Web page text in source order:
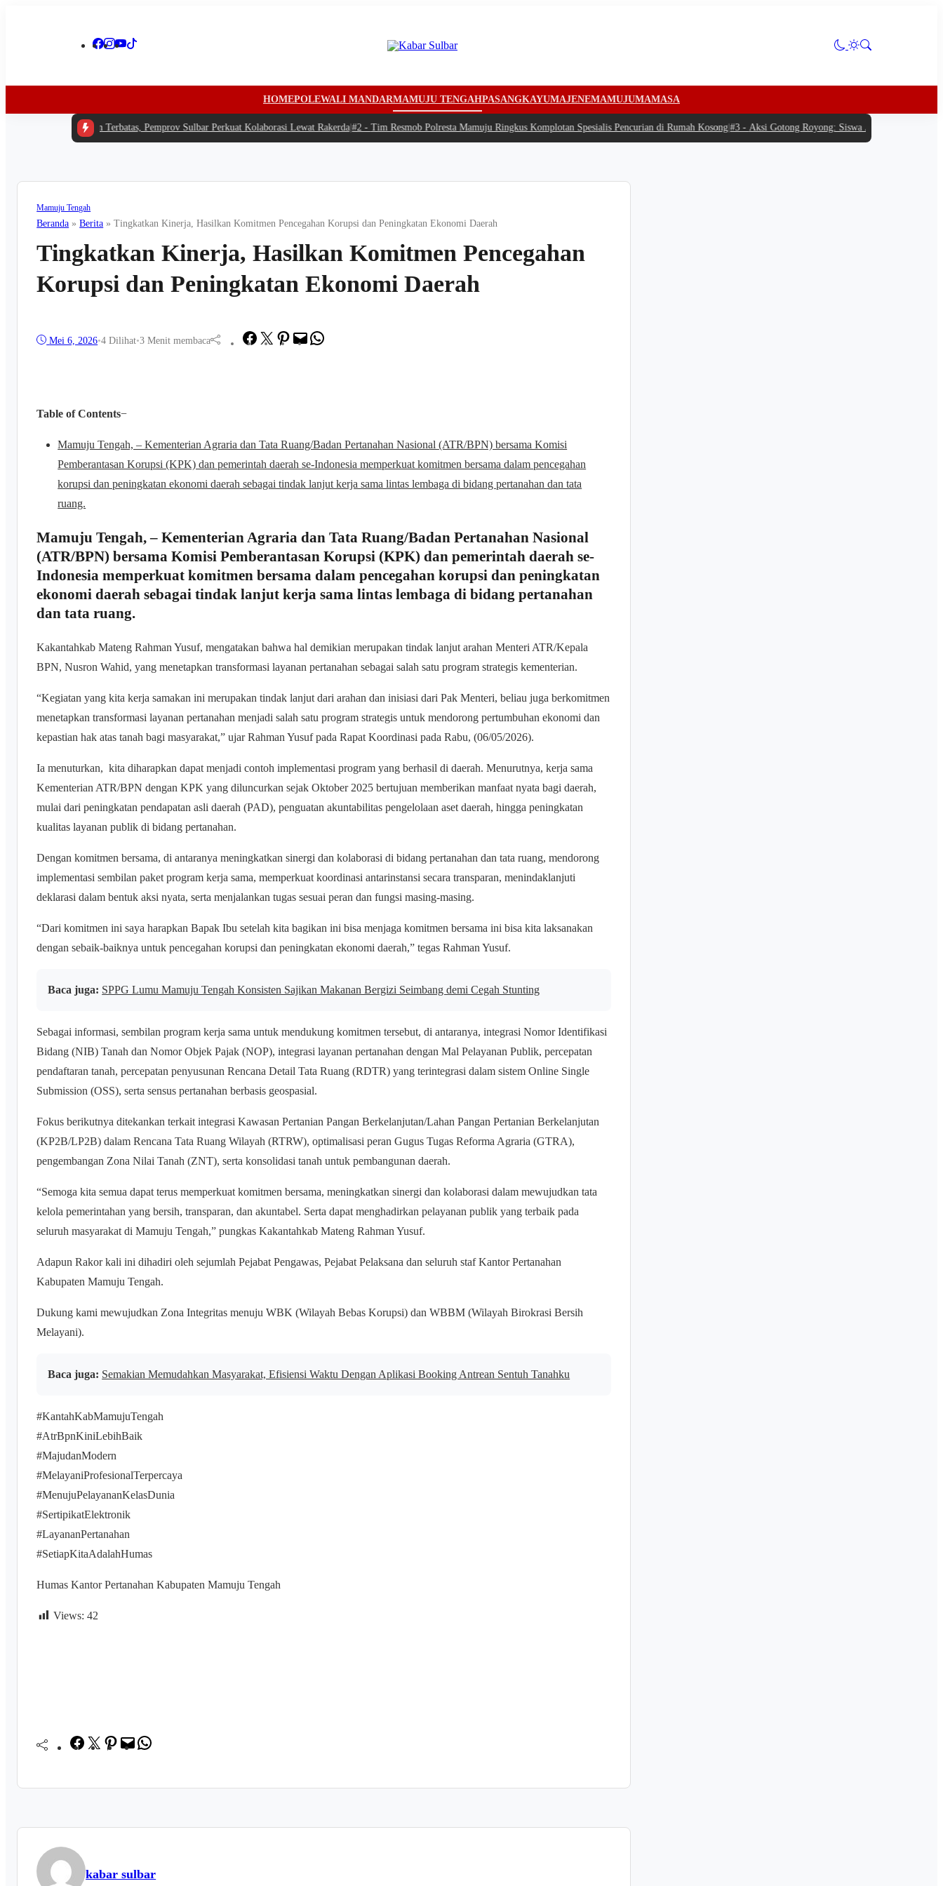
HOMEPOLEWALI MANDARMAMUJU TENGAHPASANGKAYUMAJENEMAMUJUMAMASA
Di Tengah Anggaran Terbatas, Pemprov Sulbar Perkuat Kolaborasi Lewat Rakerda|#2 -Tim Resmob Polresta Mamuju Ringkus Komplotan Spesialis Pencurian di Rumah Kosong|#3 -Aksi Gotong Royong: Siswa Antusias Bantu
Mamuju Tengah
Beranda »Berita »Tingkatkan Kinerja, Hasilkan Komitmen Pencegahan Korupsi dan Peningkatan Ekonomi Daerah
Tingkatkan Kinerja, Hasilkan Komitmen Pencegahan
Korupsi dan Peningkatan Ekonomi Daerah
Mei 6, 2026•4Dilihat•3 Menit membaca Facebook
TwitterPinterest
Mail
Table of Contents−
Mamuju Tengah, – Kementerian Agraria dan Tata Ruang/Badan Pertanahan Nasional (ATR/BPN) bersama Komisi
Pemberantasan Korupsi (KPK) dan pemerintah daerah se-Indonesia memperkuat komitmen bersama dalam pencegahan
korupsi dan peningkatan ekonomi daerah sebagai tindak lanjut kerja sama lintas lembaga di bidang pertanahan dan tata
ruang.
Mamuju Tengah, – Kementerian Agraria dan Tata Ruang/Badan Pertanahan Nasional
(ATR/BPN) bersama Komisi Pemberantasan Korupsi (KPK) dan pemerintah daerah se-
Indonesia memperkuat komitmen bersama dalam pencegahan korupsi dan peningkatan
ekonomi daerah sebagai tindak lanjut kerja sama lintas lembaga di bidang pertanahan
dan tata ruang.
Kakantahkab Mateng Rahman Yusuf, mengatakan bahwa hal demikian merupakan tindak lanjut arahan Menteri ATR/Kepala
BPN, Nusron Wahid, yang menetapkan transformasi layanan pertanahan sebagai salah satu program strategis kementerian.
“Kegiatan yang kita kerja samakan ini merupakan tindak lanjut dari arahan dan inisiasi dari Pak Menteri, beliau juga berkomitmen
menetapkan transformasi layanan pertanahan menjadi salah satu program strategis untuk mendorong pertumbuhan ekonomi dan
kepastian hak atas tanah bagi masyarakat,” ujar Rahman Yusuf pada Rapat Koordinasi pada Rabu, (06/05/2026).
Ia menuturkan, kita diharapkan dapat menjadi contoh implementasi program yang berhasil di daerah. Menurutnya, kerja sama
Kementerian ATR/BPN dengan KPK yang diluncurkan sejak Oktober 2025 bertujuan memberikan manfaat nyata bagi daerah,
mulai dari peningkatan pendapatan asli daerah (PAD), penguatan akuntabilitas pengelolaan aset daerah, hingga peningkatan
kualitas layanan publik di bidang pertanahan.
Dengan komitmen bersama, di antaranya meningkatkan sinergi dan kolaborasi di bidang pertanahan dan tata ruang, mendorong
implementasi sembilan paket program kerja sama, memperkuat koordinasi antarinstansi secara transparan, menindaklanjuti
deklarasi dalam bentuk aksi nyata, serta menjalankan tugas sesuai peran dan fungsi masing-masing.
“Dari komitmen ini saya harapkan Bapak Ibu setelah kita bagikan ini bisa menjaga komitmen bersama ini bisa kita laksanakan
dengan sebaik-baiknya untuk pencegahan korupsi dan peningkatan ekonomi daerah,” tegas Rahman Yusuf.
Baca juga: SPPG Lumu Mamuju Tengah Konsisten Sajikan Makanan Bergizi Seimbang demi Cegah Stunting
Sebagai informasi, sembilan program kerja sama untuk mendukung komitmen tersebut, di antaranya, integrasi Nomor Identifikasi
Bidang (NIB) Tanah dan Nomor Objek Pajak (NOP), integrasi layanan pertanahan dengan Mal Pelayanan Publik, percepatan
pendaftaran tanah, percepatan penyusunan Rencana Detail Tata Ruang (RDTR) yang terintegrasi dalam sistem Online Single
Submission (OSS), serta sensus pertanahan berbasis geospasial.
Fokus berikutnya ditekankan terkait integrasi Kawasan Pertanian Pangan Berkelanjutan/Lahan Pangan Pertanian Berkelanjutan
(KP2B/LP2B) dalam Rencana Tata Ruang Wilayah (RTRW), optimalisasi peran Gugus Tugas Reforma Agraria (GTRA),
pengembangan Zona Nilai Tanah (ZNT), serta konsolidasi tanah untuk pembangunan daerah.
“Semoga kita semua dapat terus memperkuat komitmen bersama, meningkatkan sinergi dan kolaborasi dalam mewujudkan tata
kelola pemerintahan yang bersih, transparan, dan akuntabel. Serta dapat menghadirkan pelayanan publik yang terbaik pada
seluruh masyarakat di Mamuju Tengah,” pungkas Kakantahkab Mateng Rahman Yusuf.
Adapun Rakor kali ini dihadiri oleh sejumlah Pejabat Pengawas, Pejabat Pelaksana dan seluruh staf Kantor Pertanahan
Kabupaten Mamuju Tengah.
Dukung kami mewujudkan Zona Integritas menuju WBK (Wilayah Bebas Korupsi) dan WBBM (Wilayah Birokrasi Bersih
Melayani).
Baca juga: Semakian Memudahkan Masyarakat, Efisiensi Waktu Dengan Aplikasi Booking Antrean Sentuh Tanahku
#KantahKabMamujuTengah
#AtrBpnKiniLebihBaik
#MajudanModern
#MelayaniProfesionalTerpercaya
#MenujuPelayananKelasDunia
#SertipikatElektronik
#LayananPertanahan
#SetiapKitaAdalahHumas
Humas Kantor Pertanahan Kabupaten Mamuju Tengah
Views: 42
Facebook
TwitterPinterest
Mail
kabar sulbar